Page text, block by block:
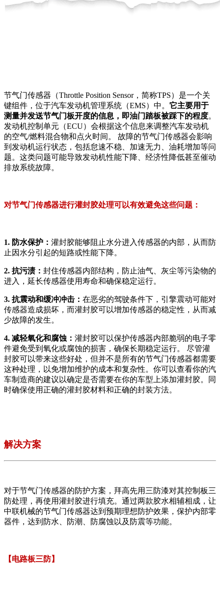
节气门传感器（Throttle Position Sensor，简称TPS）是一个关
键组件，位于汽车发动机管理系统（EMS）中。 它主要用于
测量并发送节气门板开度的信息，即油门踏板被踩下的程度。
发动机控制单元（ECU）会根据这个信息来调整汽车发动机
的空气/燃料混合物和点火时间。 故障的节气门传感器会影响
到发动机运行状态，包括怠速不稳、加速无力、油耗增加等问
题。这类问题可能导致发动机性能下降、经济性降低甚至催动
排放系统故障。
对节气门传感器进行灌封胶处理可以有效避免这些问题：
1. 防水保护： 灌封胶能够阻止水分进入传感器的内部，从而防
止因水分引起的短路或性能下降。
2. 抗污渍： 封住传感器内部结构，防止油气、灰尘等污染物的
进入，延长传感器使用寿命和确保稳定运行。
3. 抗震动和缓冲冲击： 在恶劣的驾驶条件下，引擎震动可能对
传感器造成损坏，而灌封胶可以增加传感器的稳定性，从而减
少故障的发生。
4. 减轻氧化和腐蚀： 灌封胶可以保护传感器内部脆弱的电子零
件避免受到氧化或腐蚀的损害，确保长期稳定运行。 尽管灌
封胶可以带来这些好处，但并不是所有的节气门传感器都需要
这种处理，以免增加维护的成本和复杂性。你可以查看你的汽
车制造商的建议以确定是否需要在你的车型上添加灌封胶。同
时确保使用正确的灌封胶材料和正确的封装方法。
解决方案
对于节气门传感器的防护方案，拜高先用三防漆对其控制板三
防处理，再使用灌封胶进行填充。通过两款胶水相辅相成，让
中联机械的节气门传感器达到预期理想防护效果，保护内部零
器件，达到防水、防潮、防腐蚀以及防震等功能。
【电路板三防】